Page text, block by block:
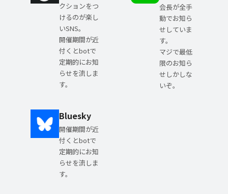
クションをつ
けるのが楽し
いSNS。
開催期間が近
付くとbotで
定期的にお知
らせを流しま
す。
会長が全手
動でお知ら
せしていま
す。
マジで最低
限のお知ら
せしかしな
いぞ。
Bluesky
開催期間が近
付くとbotで
定期的にお知
らせを流しま
す。